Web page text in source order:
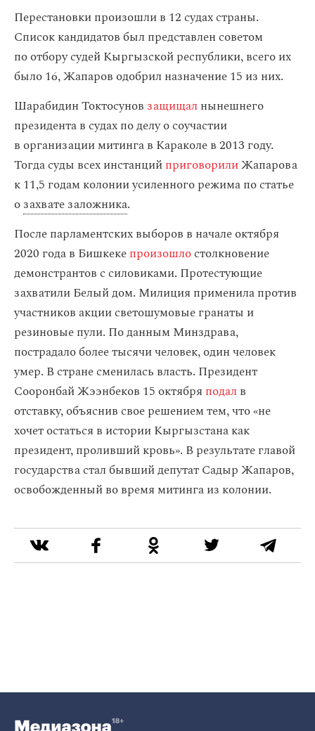
Перестановки произошли в 12 судах страны.
Список кандидатов был представлен советом
по отбору судей Кыргызской республики, всего их
было 16, Жапаров одобрил назначение 15 из них.
Шарабидин Токтосунов защищал нынешнего
президента в судах по делу о соучастии
в организации митинга в Караколе в 2013 году.
Тогда суды всех инстанцийприговорилиЖапарова
к 11,5 годам колонии усиленного режима по статье
озахвате заложника.
После парламентских выборов в начале октября
2020 года в Бишкекепроизошлостолкновение
демонстрантов с силовиками. Протестующие
захватили Белый дом. Милиция применила против
участников акции светошумовые гранаты и
резиновые пули. По данным Минздрава,
пострадало более тысячи человек, один человек
умер. В стране сменилась власть. Президент
Сооронбай Жээнбеков 15 октября подал в
отставку, объяснив свое решением тем, что «не
хочет остаться в истории Кыргызстана как
президент, проливший кровь». В результате главой
государства стал бывший депутат Садыр Жапаров,
освобожденный во время митинга из колонии.